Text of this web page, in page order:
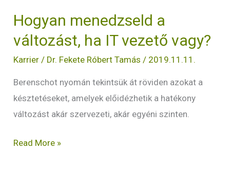
Hogyan menedzseld a
változást, ha IT vezető vagy?
Karrier / Dr. Fekete Róbert Tamás / 2019.11.11.
Berenschot nyomán tekintsük át röviden azokat a
késztetéseket, amelyek előidézhetik a hatékony
változást akár szervezeti, akár egyéni szinten.
Read More »